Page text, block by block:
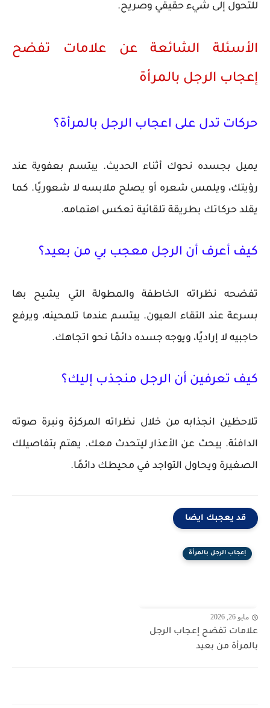
للتحول إلى شيء حقيقي وصريح.
الأسئلة الشائعة عن علامات تفضح
إعجاب الرجل بالمرأة
حركات تدل على اعجاب الرجل بالمرأة؟
يميل بجسده نحوك أثناء الحديث. يبتسم بعفوية عند
رؤيتك، ويلمس شعره أو يصلح ملابسه لا شعوريًا. كما
يقلد حركاتك بطريقة تلقائية تعكس اهتمامه.
كيف أعرف أن الرجل معجب بي من بعيد؟
تفضحه نظراته الخاطفة والمطولة التي يشيح بها
بسرعة عند التقاء العيون. يبتسم عندما تلمحينه، ويرفع
حاجبيه لا إراديًا، ويوجه جسده دائمًا نحو اتجاهك.
كيف تعرفين أن الرجل منجذب إليك؟
تلاحظين انجذابه من خلال نظراته المركزة ونبرة صوته
الدافئة. يبحث عن الأعذار ليتحدث معك. يهتم بتفاصيلك
الصغيرة ويحاول التواجد في محيطك دائمًا.
قد يعجبك ايضا
إعجاب الرجل بالمرأة
مايو 26, 2026
علامات تفضح إعجاب الرجل
بالمرأة من بعيد